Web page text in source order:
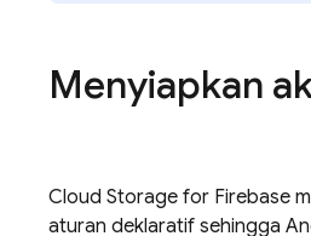
Menyiapkan
Cloud Storage for Firebase
aturan deklaratif sehingga